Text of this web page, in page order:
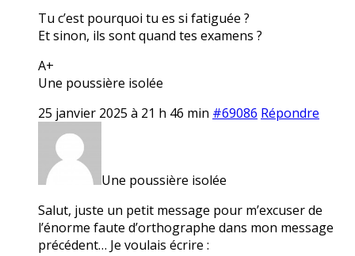
Tu c’est pourquoi tu es si fatiguée ?
Et sinon, ils sont quand tes examens ?
A+
Une poussière isolée
25 janvier 2025 à 21 h 46 min #69086 Répondre
Une poussière isolée
Salut, juste un petit message pour m’excuser de
l’énorme faute d’orthographe dans mon message
précédent… Je voulais écrire :